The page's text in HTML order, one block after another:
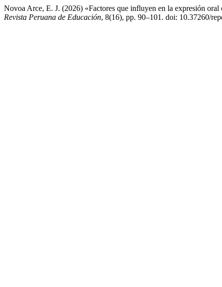
Novoa Arce, E. J. (2026) «Factores que influyen en la expresión
Revista Peruana de Educación, 8(16), pp. 90–101. doi: 10.37260/